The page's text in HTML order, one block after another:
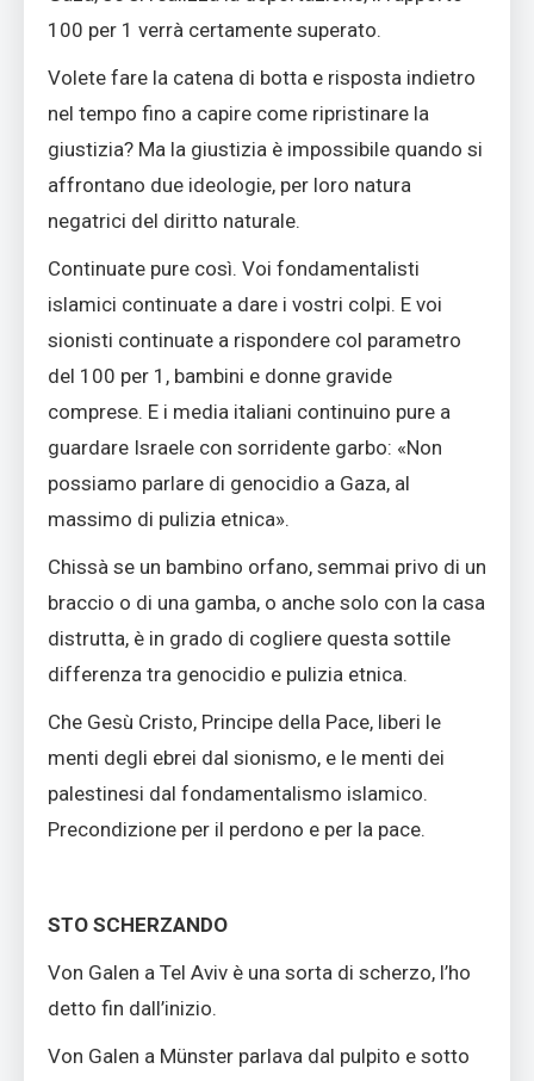
100 per 1 verrà certamente superato.
Volete fare la catena di botta e risposta indietro
nel tempo fino a capire come ripristinare la
giustizia? Ma la giustizia è impossibile quando si
affrontano due ideologie, per loro natura
negatrici del diritto naturale.
Continuate pure così. Voi fondamentalisti
islamici continuate a dare i vostri colpi. E voi
sionisti continuate a rispondere col parametro
del 100 per 1, bambini e donne gravide
comprese. E i media italiani continuino pure a
guardare Israele con sorridente garbo: «Non
possiamo parlare di genocidio a Gaza, al
massimo di pulizia etnica».
Chissà se un bambino orfano, semmai privo di un
braccio o di una gamba, o anche solo con la casa
distrutta, è in grado di cogliere questa sottile
differenza tra genocidio e pulizia etnica.
Che Gesù Cristo, Principe della Pace, liberi le
menti degli ebrei dal sionismo, e le menti dei
palestinesi dal fondamentalismo islamico.
Precondizione per il perdono e per la pace.
STO SCHERZANDO
Von Galen a Tel Aviv è una sorta di scherzo, l’ho
detto fin dall’inizio.
Von Galen a Münster parlava dal pulpito e sotto